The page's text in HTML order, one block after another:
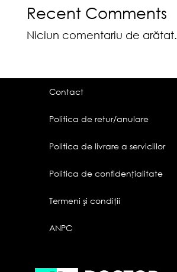
Recent Comments
Niciun comentariu de arătat.
Contact
Politica de retur/anulare
Politica de livrare a serviciilor
Politica de confidenţialitate
Termeni şi condiţii
ANPC